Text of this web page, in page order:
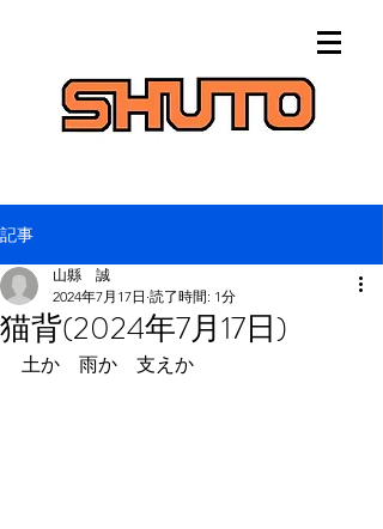
記事
猫背(2024年7月17日)
山縣 誠
2024年7月17日 読了時間: 1分
土か　雨か　支えか